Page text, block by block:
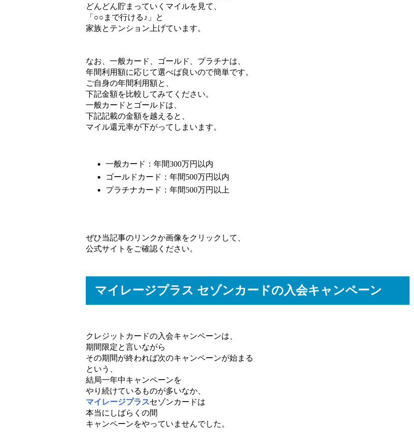
どんどん貯まっていくマイルを見て、
「○○まで行ける♪」と
家族とテンション上げています。
なお、一般カード、ゴールド、プラチナは、
年間利用額に応じて選べば良いので簡単です。
ご自身の年間利用額と、
下記金額を比較してみてください。
一般カードとゴールドは、
下記記載の金額を越えると、
マイル還元率が下がってしまいます。
一般カード：年間300万円以内
ゴールドカード：年間500万円以内
プラチナカード：年間500万円以上
ぜひ当記事のリンクか画像をクリックして、
公式サイトをご確認ください。
マイレージプラス セゾンカードの入会キャンペーン
クレジットカードの入会キャンペーンは、
期間限定と言いながら
その期間が終われば次のキャンペーンが始まる
という、
結局一年中キャンペーンを
やり続けているものが多いなか、
マイレージプラスセゾンカードは
本当にしばらくの間
キャンペーンをやっていませんでした。